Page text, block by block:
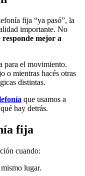
fija “ya pasó”, la
importante. No
responde mejor a
para el movimiento.
o mientras hacés otras
distintas.
que usamos a
hay detrás.
fija
cuando:
lugar.